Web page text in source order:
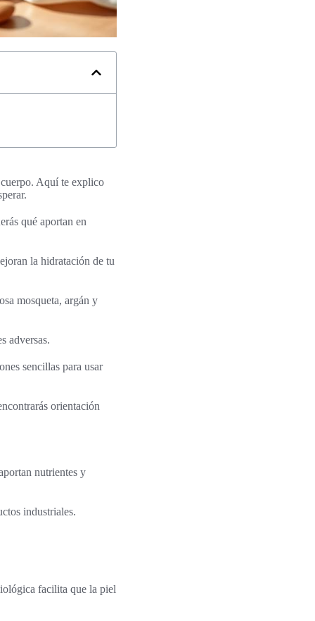
Aquí te explico
qué aportan en
la hidratación de tu
mosqueta, argán y
adversas.
sencillas para usar
orientación
nutrientes y
industriales.
facilita que la piel